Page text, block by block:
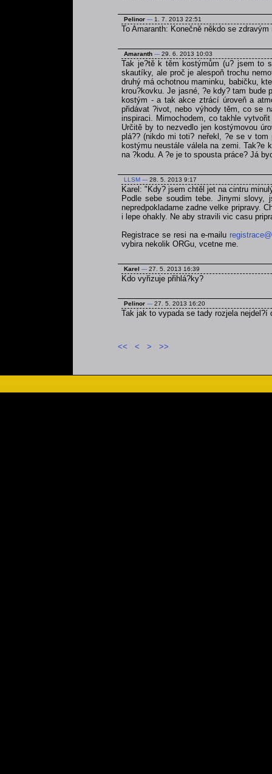
Pelinor --- 1. 7. 2013 22:51
To Amaranth: Konečně někdo se zdravým
Amaranth --- 29. 6. 2013 10:03
Tak je?tě k těm kostýmům (u? jsem to
skautíky, ale proč je alespoň trochu
druhý má ochotnou maminku, babičku,
krou?kovku. Je jasné, ?e kdy? tam
kostým - a tak akce ztrácí úroveň a
přidávat ?ivot, nebo výhody těm, co se
inspiraci. Mimochodem, co takhle
Určitě by to nezvedlo jen kostýmovou
plá?? (nikdo mi toti? neřekl, ?e se v
kostýmu neustále válela na zemi. Tak?e
na ?kodu. A ?e je to spousta práce? Já
LLSM --- 28. 5. 2013 9:17
Karel: "Kdy? jsem chtěl jet na cintru
Podle sebe soudim tebe. Jinymi
nepredpokladame zadne velke pripravy.
i lepe ohakly. Ne aby stravili vic casu
Registrace se resi na e-mailu
vybira nekolik ORGu, vcetne me.
Karel --- 27. 5. 2013 16:39
Kdo vyřizuje přihlá?ky?
Pelinor --- 27. 5. 2013 16:20
Tak jak to vypada se tady rozjela nejdel?í
<< < > >>